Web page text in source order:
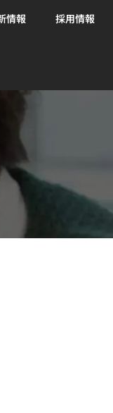
情報 採用情報